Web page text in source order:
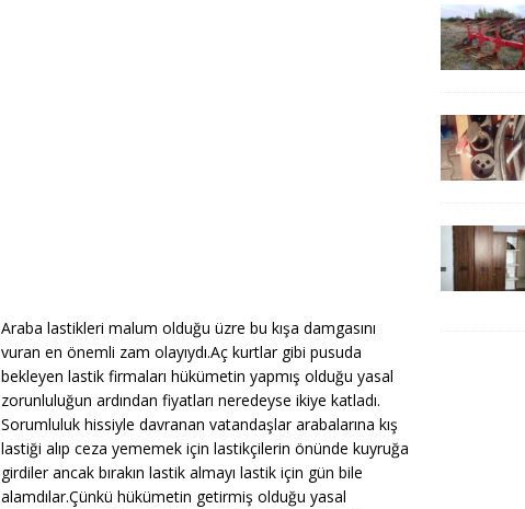
Araba lastikleri malum olduğu üzre bu kışa damgasını
vuran en önemli zam olayıydı.Aç kurtlar gibi pusuda
bekleyen lastik firmaları hükümetin yapmış olduğu yasal
zorunluluğun ardından fiyatları neredeyse ikiye katladı.
Sorumluluk hissiyle davranan vatandaşlar arabalarına kış
lastiği alıp ceza yememek için lastikçilerin önünde kuyruğa
girdiler ancak bırakın lastik almayı lastik için gün bile
alamdılar.Çünkü hükümetin getirmiş olduğu yasal